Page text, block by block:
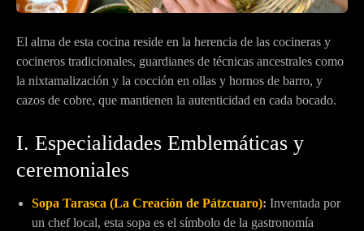
El alma de esta cocina reside en la herencia de las cocineras y
cocineros tradicionales, guardianes de técnicas ancestrales como
la nixtamalización y la cocción en ollas y hornos de barro, y
cazos de cobre, que mantienen la autenticidad en cada bocado.
I. Especialidades Emblemáticas y
ceremoniales
Sopa Tarasca (La Creación de Pátzcuaro): Inventada por
un chef local, esta sopa es el símbolo de la gastronomía